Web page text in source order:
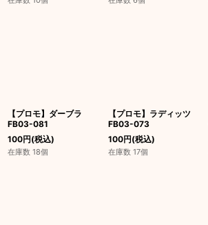
【プロモ】ダーブラ
FB03-081
100円(税込)
在庫数 18個
【プロモ】ラディッツ
FB03-073
100円(税込)
在庫数 17個